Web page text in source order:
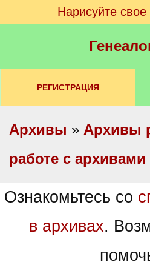
Нарисуйте
РЕГИСТРАЦИЯ
Архивы » Архивы
работе с архивами
Ознакомьтесь со
в архивах.